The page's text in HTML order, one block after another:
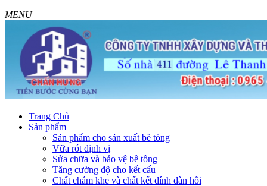
MENU
Trang Chủ
Sản phẩm
Sản phẩm cho sản xuất bê tông
Vữa rót định vị
Sửa chữa và bảo vệ bê tông
Tăng cường độ cho kết cấu
Chất chám khe và chất kết dính đàn hồi